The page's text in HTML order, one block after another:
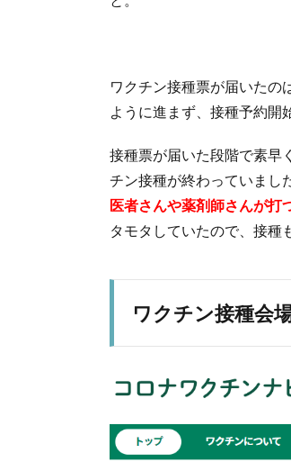
ワクチン接種票が届いたの
ように進まず、接種予約開
接種票が届いた段階で素早
チン接種が終わっていまし
医者さんや薬剤師さんが打
タモタしていたので、接種
ワクチン接種会